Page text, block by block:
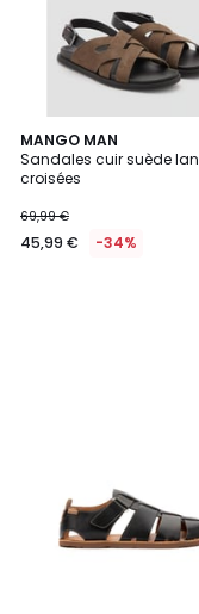
MANGO MAN
Sandales cuir suède
croisées
69,99 €
45,99 € -34%